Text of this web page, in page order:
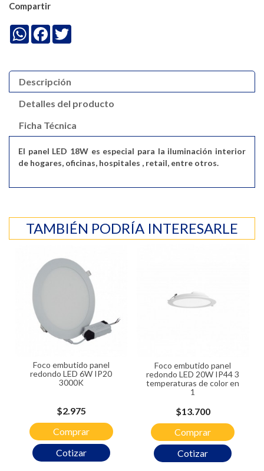
Compartir
WhatsApp
Facebook
Descripción
Detalles del producto
Ficha Técnica
El panel LED 18W es especial para la iluminación interior
de hogares, oficinas, hospitales , retail, entre otros.
TAMBIÉN PODRÍA INTERESARLE
Foco embutido panel
redondo LED 6W IP20
3000K
Cotizar
Precio
$2.975
Comprar
Foco embutido panel
redondo LED 20W IP44 3
temperaturas de color en
1
Cotizar
Precio
$13.700
Comprar